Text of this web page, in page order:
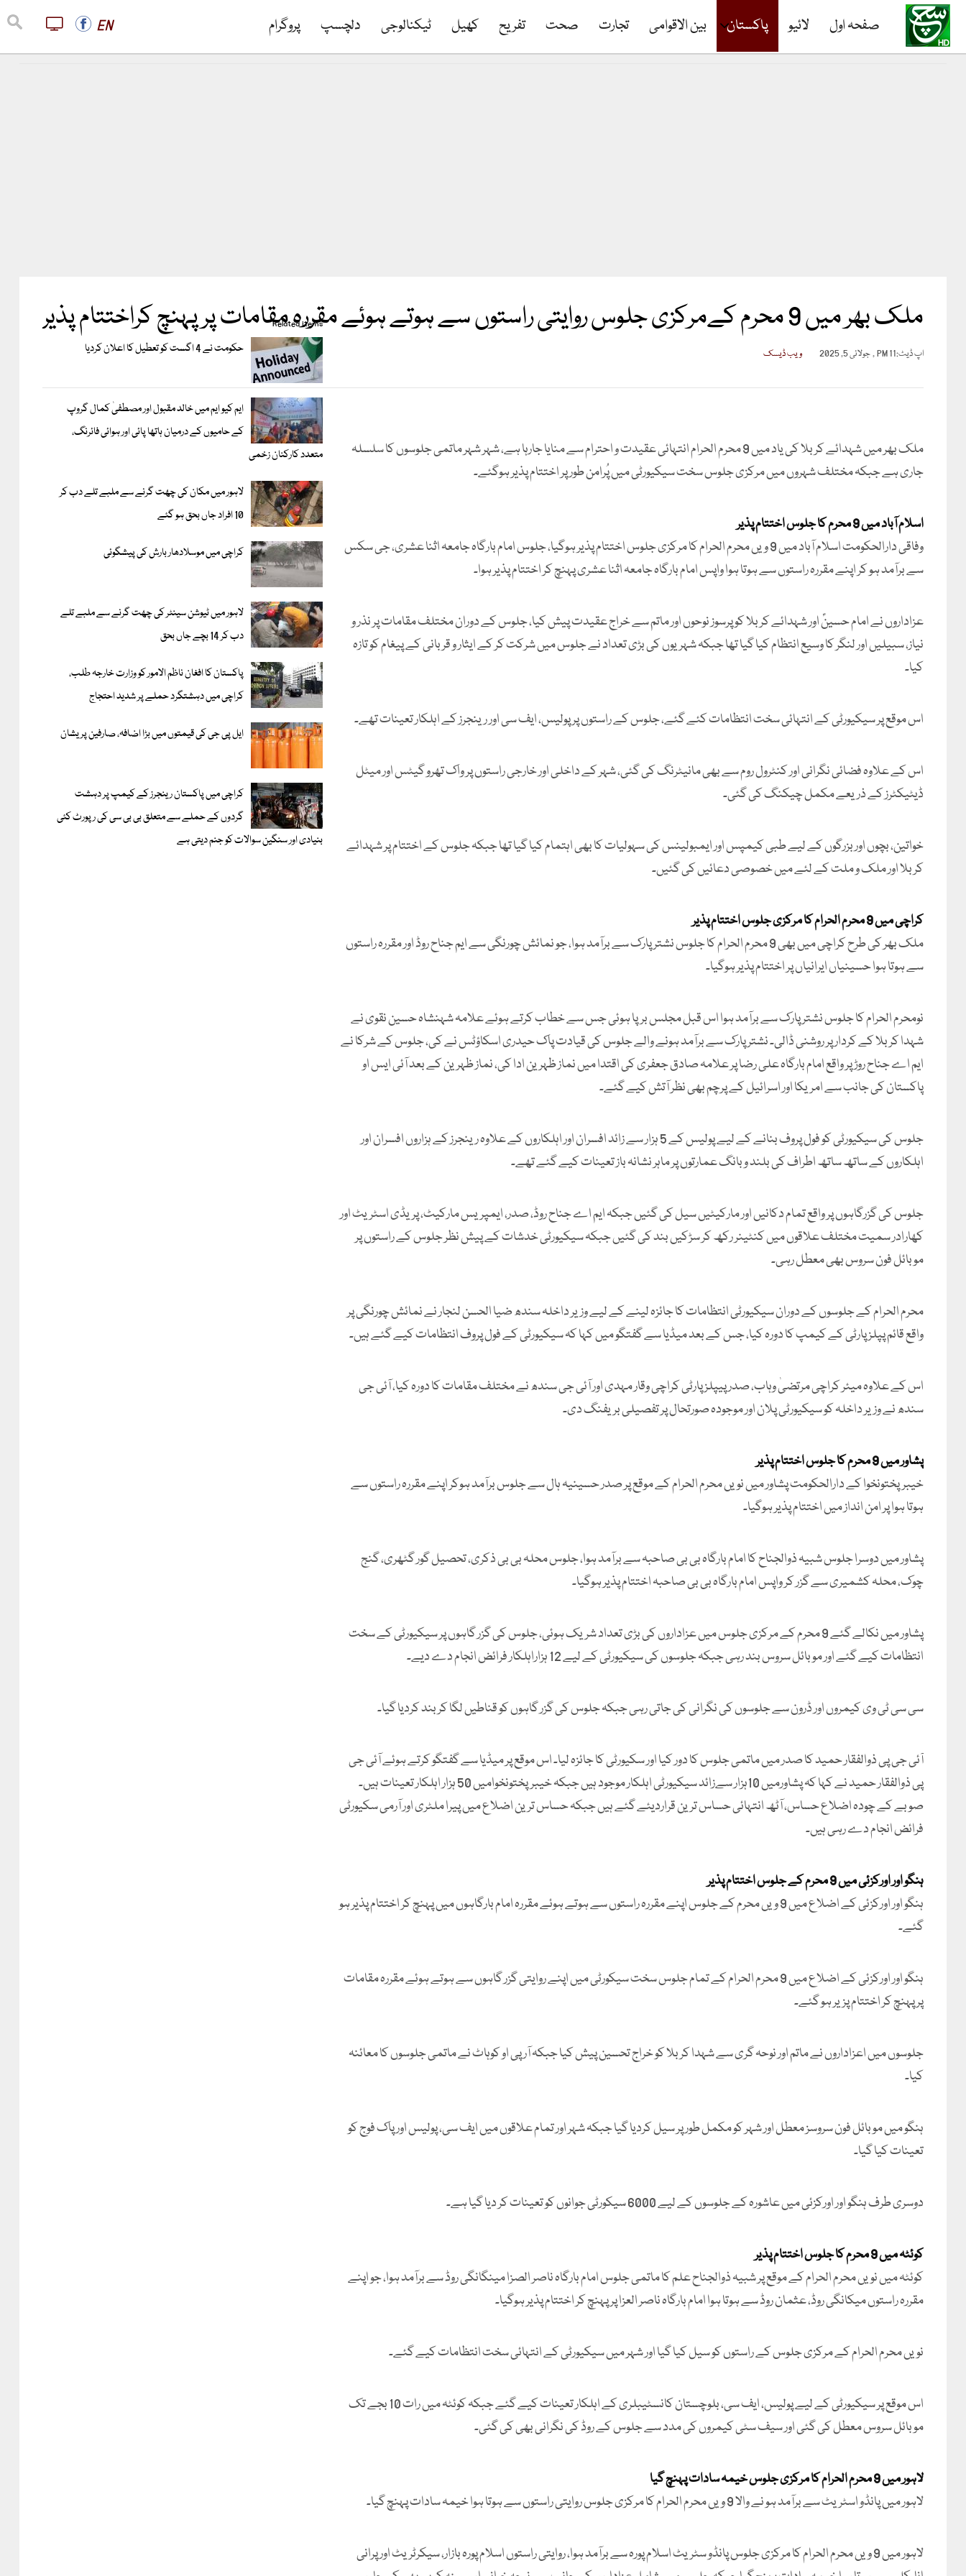
صفحہ اول لائیو پاکستان بین الاقوامی تجارت صحت تفریح کھیل ٹیکنالوجی دلچسپ پروگرام EN
ملک بھر میں 9 محرم کےمرکزی جلوس روایتی راستوں سے ہوتے ہوئے مقررہ مقامات پرپہنچ کراختتام پذیر
اپ ڈیٹ:11 PM , جولائی 5, 2025 ویب ڈیسک
ملک بھر میں شہدائے کربلا کی یاد میں 9 محرم الحرام انتہائی عقیدت و احترام سے منایا جارہا ہے، شہر شہر ماتمی جلوسوں کا سلسلہ
جاری ہے جبکہ مختلف شہروں میں مرکزی جلوس سخت سیکیورٹی میں پُرامن طور پر اختتام پذیر ہوگئے۔
اسلام آباد میں 9 محرم کا جلوس اختتام پذیر
وفاقی دارالحکومت اسلام آباد میں 9 ویں محرم الحرام کا مرکزی جلوس اختتام پذیر ہوگیا، جلوس امام بارگاہ جامعہ اثنا عشری، جی سکس
سے برآمد ہو کر اپنے مقررہ راستوں سے ہوتا ہوا واپس امام بارگاہ جامعہ اثنا عشری پہنچ کر اختتام پذیر ہوا۔
عزاداروں نے امام حسینؑ اور شہدائے کربلا کو پرسوز نوحوں اور ماتم سے خراج عقیدت پیش کیا، جلوس کے دوران مختلف مقامات پر نذر و
نیاز، سبیلیں اور لنگر کا وسیع انتظام کیا گیا تھا جبکہ شہریوں کی بڑی تعداد نے جلوس میں شرکت کر کے ایثار و قربانی کے پیغام کو تازہ
کیا۔
اس موقع پر سیکیورٹی کے انتہائی سخت انتظامات کئے گئے، جلوس کے راستوں پر پولیس، ایف سی اور رینجرز کے اہلکار تعینات تھے۔
اس کے علاوہ فضائی نگرانی اور کنٹرول روم سے بھی مانیٹرنگ کی گئی، شہر کے داخلی اور خارجی راستوں پر واک تھرو گیٹس اور میٹل
ڈیٹیکٹرز کے ذریعے مکمل چیکنگ کی گئی۔
خواتین، بچوں اور بزرگوں کے لیے طبی کیمپس اور ایمبولینس کی سہولیات کا بھی اہتمام کیا گیا تھا جبکہ جلوس کے اختتام پر شہدائے
کربلا اور ملک و ملت کے لئے میں خصوصی دعائیں کی گئیں۔
کراچی میں 9 محرم الحرام کا مرکزی جلوس اختتام پذیر
ملک بھر کی طرح کراچی میں بھی 9 محرم الحرام کا جلوس نشتر پارک سے برآمد ہوا، جو نمائش چورنگی سے ایم جناح روڈ اور مقررہ راستوں
سے ہوتا ہوا حسینیاں ایرانیاں پر اختتام پذیر ہوگیا۔
نومحرم الحرام کا جلوس نشتر پارک سے برآمد ہوا اس قبل مجلس برپا ہوئی جس سے خطاب کرتے ہوئے علامہ شہنشاہ حسین نقوی نے
شہدا کربلا کے کردار پر روشنی ڈالی۔ نشتر پارک سے برآمد ہونے والے جلوس کی قیادت پاک حیدری اسکاؤٹس نے کی، جلوس کے شرکا نے
ایم اے جناح روڑ پر واقع امام بارگاہ علی رضا پر علامہ صادق جعفری کی اقتدا میں نماز ظہرین ادا کی، نماز ظہرین کے بعد آئی ایس او
پاکستان کی جانب سے امریکا اور اسرائیل کے پرچم بھی نظر آتش کیے گئے۔
جلوس کی سیکیورٹی کو فول پروف بنانے کے لیے پولیس کے 5 ہزار سے زائد افسران اور اہلکاروں کے علاوہ رینجرز کے ہزاروں افسران اور
اہلکاروں کے ساتھ ساتھ اطراف کی بلند و بانگ عمارتوں پر ماہر نشانہ باز تعینات کیے گئے تھے۔
جلوس کی گزرگاہوں پر واقع تمام دکانیں اور مارکیٹیں سیل کی گئیں جبکہ ایم اے جناح روڈ، صدر، ایمپریس مارکیٹ، پریڈی اسٹریٹ اور
کھارادر سمیت مختلف علاقوں میں کنٹینر رکھ کر سڑکیں بند کی گئیں جبکہ سیکیورٹی خدشات کے پیش نظر جلوس کے راستوں پر
موبائل فون سروس بھی معطل رہی۔
محرم الحرام کے جلوسوں کے دوران سیکیورٹی انتظامات کا جائزہ لینے کے لیے وزیر داخلہ سندھ ضیا الحسن لنجار نے نمائش چورنگی پر
واقع قائم پپلز پارٹی کے کیمپ کا دورہ کیا، جس کے بعد میڈیا سے گفتگو میں کہا کہ سیکیورٹی کے فول پروف انتظامات کیے گئے ہیں۔
اس کے علاوہ میئر کراچی مرتضیٰ وہاب، صدر پیپلز پارٹی کراچی وقار مہدی اور آئی جی سندھ نے مختلف مقامات کا دورہ کیا، آئی جی
سندھ نے وزیر داخلہ کو سیکیورٹی پلان اور موجودہ صورتحال پر تفصیلی بریفنگ دی۔
پشاور میں 9 محرم کا جلوس اختتام پذیر
خیبرپختونخوا کے دارالحکومت پشاور میں نویں محرم الحرام کے موقع پر صدر حسینیہ ہال سے جلوس برآمد ہوکر اپنے مقررہ راستوں سے
ہوتا ہوا پر امن انداز میں اختتام پذیر ہوگیا۔
پشاور میں دوسرا جلوس شبیہ ذوالجناح کا امام بارگاہ بی بی صاحبہ سے برآمد ہوا، جلوس محلہ بی بی ذکری، تحصیل گور گٹھری، گنج
چوک، محلہ کشمیری سے گزر کر واپس امام بارگاہ بی بی صاحبہ اختتام پذیر ہوگیا۔
پشاور میں نکالے گئے 9 محرم کے مرکزی جلوس میں عزاداروں کی بڑی تعداد شریک ہوئی، جلوس کی گزر گاہوں پر سیکیورٹی کے سخت
انتظامات کیے گئے اور موبائل سروس بند رہی جبکہ جلوسوں کی سیکیورٹی کے لیے 12 ہزاراہلکار فرائض انجام دے دیے۔
سی سی ٹی وی کیمروں اور ڈرون سے جلوسوں کی نگرانی کی جاتی رہی جبکہ جلوس کی گزر گاہوں کو قناطیں لگا کر بند کردیا گیا۔
آئی جی پی ذوالفقار حمید کا صدر میں ماتمی جلوس کا دور کیا اور سکیورٹی کا جائزہ لیا۔ اس موقع پر میڈیا سے گفتگو کرتے ہوئے آئی جی
پی ذوالفقار حمید نے کہا کہ پشاورمیں 10ہزار سےزائد سیکیورٹی اہلکار موجود ہیں جبکہ خیبرپختونخوامیں 50 ہزار اہلکار تعینات ہیں۔
صوبے کے چودہ اضلاع حساس، آٹھ انتہائی حساس ترین قراردیئے گئے ہیں جبکہ حساس ترین اضلاع میں پیرا ملٹری اور آرمی سکیورٹی
فرائض انجام دے رہی ہیں۔
ہنگو اور اورکزئی میں 9 محرم کے جلوس اختتام پذیر
ہنگو اور اورکزئی کے اضلاع میں 9 ویں محرم کے جلوس اپنے مقررہ راستوں سے ہوتے ہوئے مقررہ امام بارگاہوں میں پہنچ کر اختتام پذیر ہو
گئے۔
ہنگو اور اورکزئی کے اضلاع میں 9 محرم الحرام کے تمام جلوس سخت سیکورٹی میں اپنے روایتی گزر گاہوں سے ہوتے ہوئے مقررہ مقامات
پر پہنچ کر اختتام پزیر ہو گئے۔
جلوسوں میں اعزاداروں نے ماتم اور نوحہ گری سے شہدا کربلا کو خراج تحسین پیش کیا جبکہ آر پی او کوہاٹ نے ماتمی جلوسوں کا معائنہ
کیا۔
ہنگو میں موبائل فون سروسز معطل اور شہر کو مکمل طور پر سیل کردیا گیا جبکہ شہر اور تمام علاقوں میں ایف سی، پولیس اور پاک فوج کو
تعینات کیا گیا۔
دوسری طرف ہنگو اور اورکزئی میں عاشورہ کے جلوسوں کے لیے 6000 سیکورٹی جوانوں کو تعینات کر دیا گیا ہے۔
کوئٹہ میں 9 محرم کا جلوس اختتام پذیر
کوئٹہ میں نویں محرم الحرام کے موقع پر شبیہ ذوالجناح علم کا ماتمی جلوس امام بارگاہ ناصر الصزا مینگانگی روڈ سے برآمد ہوا، جو اپنے
مقررہ راستوں میکانگی روڈ، عثمان روڈ سے ہوتا ہوا امام بارگاہ ناصر العزا پر پہنچ کر اختتام پذیر ہوگیا۔
نویں محرم الحرام کے مرکزی جلوس کے راستوں کو سیل کیا گیا اور شہر میں سیکیورٹی کے انتہائی سخت انتظامات کیے گئے۔
اس موقع پر سیکیورٹی کے لیے پولیس، ایف سی، بلوچستان کانسٹیبلری کے اہلکار تعینات کیے گئے جبکہ کوئٹہ میں رات 10 بجے تک
موبائل سروس معطل کی گئی اور سیف سٹی کیمروں کی مدد سے جلوس کے روڈ کی نگرانی بھی کی گئی۔
لاہور میں 9 محرم الحرام کا مرکزی جلوس خیمہ سادات پہنچ گیا
لاہور میں پانڈو اسٹریٹ سے برآمد ہو نے والا 9 ویں محرم الحرام کا مرکزی جلوس روایتی راستوں سے ہوتا ہوا خیمہ سادات پہنچ گیا۔
لاہور میں 9 ویں محرم الحرام کا مرکزی جلوس پانڈو سٹریٹ اسلام پورہ سے برآمد ہوا، روایتی راستوں اسلام پورہ بازار، سیکرٹریٹ اور پرانی
Related items
حکومت نے 4 اگست کو تعطیل کا اعلان کردیا
ایم کیو ایم میں خالد مقبول اور مصطفیٰ کمال گروپ
کے حامیوں کے درمیان ہاتھا پائی اور ہوائی فائرنگ،
متعدد کارکنان زخمی
لاہور میں مکان کی چھت گرنے سے ملبے تلے دب کر
10 افراد جاں بحق ہو گئے
کراچی میں موسلادھار بارش کی پیشگوئی
لاہور میں ٹیوشن سینٹر کی چھت گرنے سے ملبے تلے
دب کر 14 بچے جاں بحق
پاکستان کا افغان ناظم الامور کو وزارت خارجہ طلب،
کراچی میں دہشتگرد حملے پر شدید احتجاج
ایل پی جی کی قیمتوں میں بڑا اضافہ، صارفین پریشان
کراچی میں پاکستان رینجرز کے کیمپ پر دہشت
گردوں کے حملے سے متعلق بی بی سی کی رپورٹ کئی
بنیادی اور سنگین سوالات کو جنم دیتی ہے